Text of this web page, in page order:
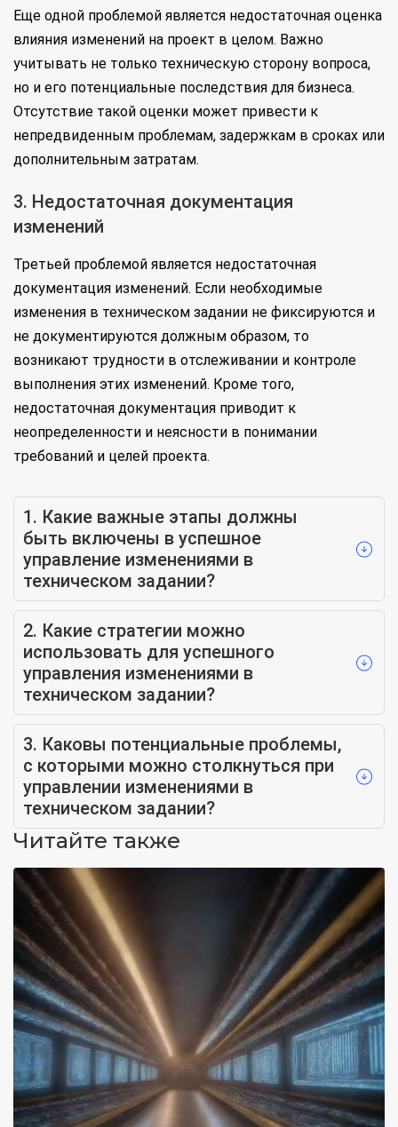
Еще одной проблемой является недостаточная оценка
влияния изменений на проект в целом. Важно
учитывать не только техническую сторону вопроса,
но и его потенциальные последствия для бизнеса.
Отсутствие такой оценки может привести к
непредвиденным проблемам, задержкам в сроках или
дополнительным затратам.
3. Недостаточная документация
изменений
Третьей проблемой является недостаточная
документация изменений. Если необходимые
изменения в техническом задании не фиксируются и
не документируются должным образом, то
возникают трудности в отслеживании и контроле
выполнения этих изменений. Кроме того,
недостаточная документация приводит к
неопределенности и неясности в понимании
требований и целей проекта.
1. Какие важные этапы должны
быть включены в успешное
управление изменениями в
техническом задании?
2. Какие стратегии можно
использовать для успешного
управления изменениями в
техническом задании?
3. Каковы потенциальные проблемы,
с которыми можно столкнуться при
управлении изменениями в
техническом задании?
Читайте также